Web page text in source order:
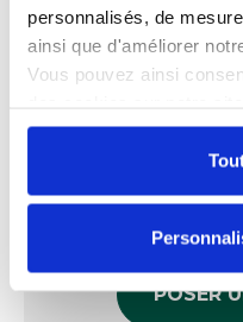
personnalisés, de
ainsi que d'améliorer
Vous pouvez ainsi
autoriser". Cependant, si
certains types de
"Personnaliser mes choix".
Échangez
Nos experts sont
répondre à toutes
POSER